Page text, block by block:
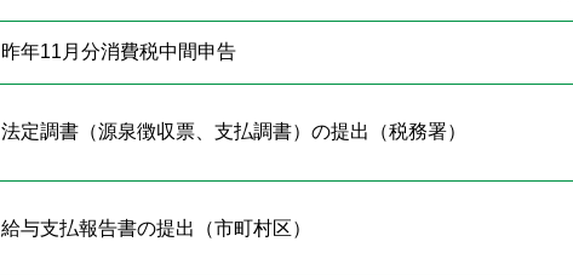
昨年11月分消費税中間申告
法定調書（源泉徴収票、支払調書）の提出（税務署）
給与支払報告書の提出（市町村区）